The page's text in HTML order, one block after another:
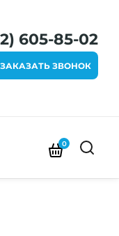
605-85-02
ЗАКАЗАТЬ ЗВОНОК
0